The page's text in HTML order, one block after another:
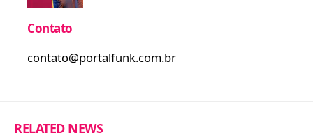
Contato
contato@portalfunk.com.br
RELATED NEWS